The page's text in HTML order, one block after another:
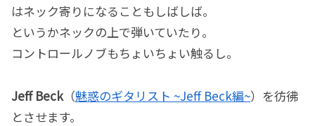
はネック寄りになることもしばしば。
というかネックの上で弾いていたり。
コントロールノブもちょいちょい触るし。
Jeff Beck （魅惑のギタリスト ~Jeff Beck編~）を彷彿
とさせます。